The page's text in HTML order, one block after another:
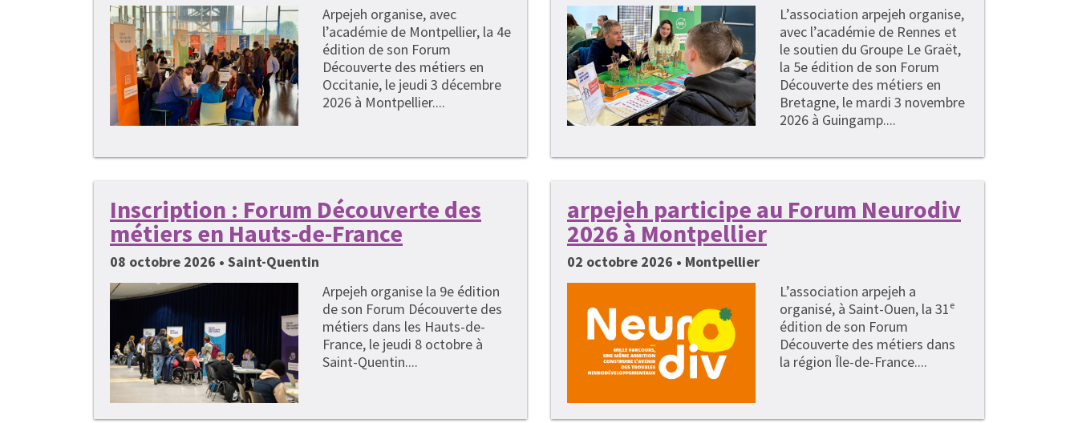
Arpejeh organise, avec
l’académie de Montpellier, la 4e
édition de son Forum
Découverte des métiers en
Occitanie, le jeudi 3 décembre
2026 à Montpellier....
L’association arpejeh organise,
avec l’académie de Rennes et
le soutien du Groupe Le Graët,
la 5e édition de son Forum
Découverte des métiers en
Bretagne, le mardi 3 novembre
2026 à Guingamp....
Inscription : Forum Découverte des
métiers en Hauts-de-France
08 octobre 2026 • Saint-Quentin
Arpejeh organise la 9e édition
de son Forum Découverte des
métiers dans les Hauts-de-
France, le jeudi 8 octobre à
Saint-Quentin....
arpejeh participe au Forum Neurodiv
2026 à Montpellier
02 octobre 2026 • Montpellier
L’association arpejeh a
organisé, à Saint-Ouen, la 31ᵉ
édition de son Forum
Découverte des métiers dans
la région Île-de-France....